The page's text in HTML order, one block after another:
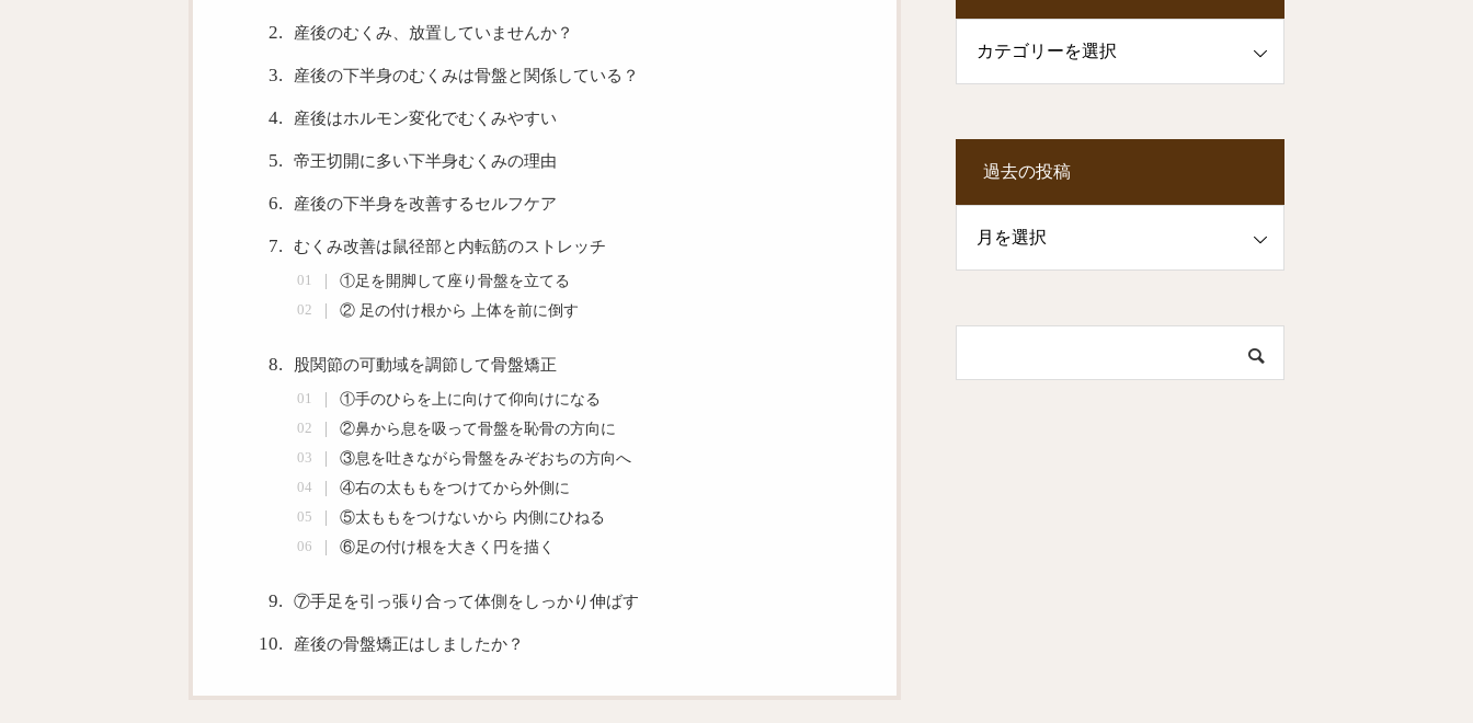
産後のむくみ、放置していませんか？
産後の下半身のむくみは骨盤と関係している？
産後はホルモン変化でむくみやすい
帝王切開に多い下半身むくみの理由
産後の下半身を改善するセルフケア
むくみ改善は鼠径部と内転筋のストレッチ
①足を開脚して座り骨盤を立てる
② 足の付け根から 上体を前に倒す
股関節の可動域を調節して骨盤矯正
①手のひらを上に向けて仰向けになる
②鼻から息を吸って骨盤を恥骨の方向に
③息を吐きながら骨盤をみぞおちの方向へ
④右の太ももをつけてから外側に
⑤太ももをつけないから 内側にひねる
⑥足の付け根を大きく円を描く
⑦手足を引っ張り合って体側をしっかり伸ばす
産後の骨盤矯正はしましたか？
過去の投稿